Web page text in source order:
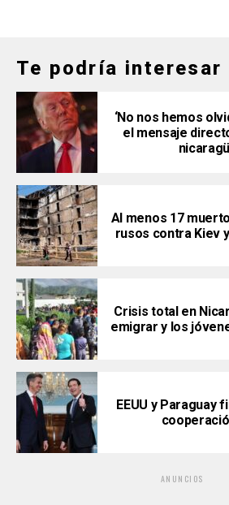
Te podría interesar
‘No nos hemos
el mensaje
Al menos 17
rusos contra Kiev
Crisis total en
emigrar y los
EEUU y Paraguay
ANUNCIOS